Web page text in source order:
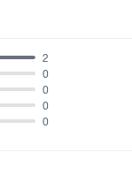
0
0
0
0
2